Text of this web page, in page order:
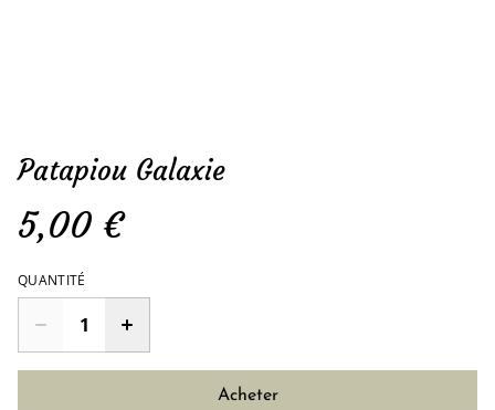
Patapiou Galaxie
5,00 €
QUANTITÉ
Acheter